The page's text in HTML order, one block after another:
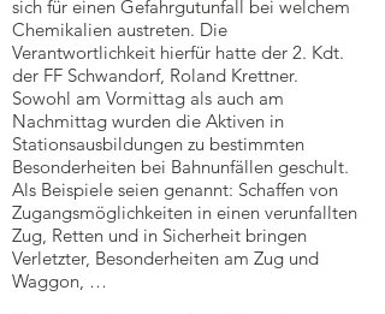
sich für einen Gefahrgutunfall bei welchem
Chemikalien austreten. Die
Verantwortlichkeit hierfür hatte der 2. Kdt.
der FF Schwandorf, Roland Krettner.
Sowohl am Vormittag als auch am
Nachmittag wurden die Aktiven in
Stationsausbildungen zu bestimmten
Besonderheiten bei Bahnunfällen geschult.
Als Beispiele seien genannt: Schaffen von
Zugangsmöglichkeiten in einen verunfallten
Zug, Retten und in Sicherheit bringen
Verletzter, Besonderheiten am Zug und
Waggon, …